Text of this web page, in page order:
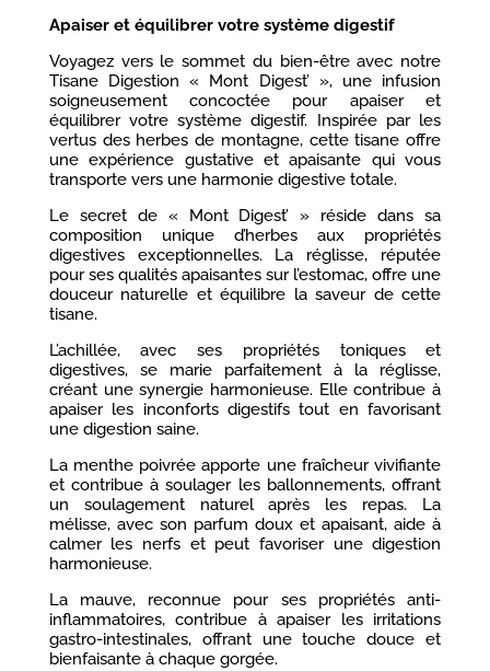
Tisane
Digestion
-
Mont
Digest'
Apaiser et équilibrer votre système digestif
Voyagez vers le sommet du bien-être avec notre
Tisane Digestion « Mont Digest’ », une infusion
soigneusement concoctée pour apaiser et
équilibrer votre système digestif. Inspirée par les
vertus des herbes de montagne, cette tisane offre
une expérience gustative et apaisante qui vous
transporte vers une harmonie digestive totale.
Le secret de « Mont Digest’ » réside dans sa
composition unique d’herbes aux propriétés
digestives exceptionnelles. La réglisse, réputée
pour ses qualités apaisantes sur l’estomac, offre une
douceur naturelle et équilibre la saveur de cette
tisane.
L’achillée, avec ses propriétés toniques et
digestives, se marie parfaitement à la réglisse,
créant une synergie harmonieuse. Elle contribue à
apaiser les inconforts digestifs tout en favorisant
une digestion saine.
La menthe poivrée apporte une fraîcheur vivifiante
et contribue à soulager les ballonnements, offrant
un soulagement naturel après les repas. La
mélisse, avec son parfum doux et apaisant, aide à
calmer les nerfs et peut favoriser une digestion
harmonieuse.
La mauve, reconnue pour ses propriétés anti-
inflammatoires, contribue à apaiser les irritations
gastro-intestinales, offrant une touche douce et
bienfaisante à chaque gorgée.